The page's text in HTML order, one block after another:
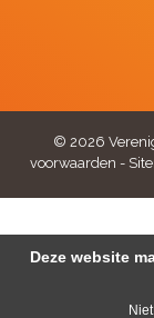
© 2026
voorwaarden -
Deze website